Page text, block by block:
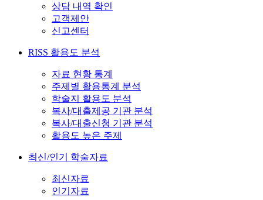
상담 내역 확인
고객제안
신고센터
RISS 활용도 분석
자료 현황 통계
주제별 활용통계 분석
학술지 활용도 분석
복사/대출제공 기관 분석
복사/대출신청 기관 분석
활용도 높은 주제
최신/인기 학술자료
최신자료
인기자료